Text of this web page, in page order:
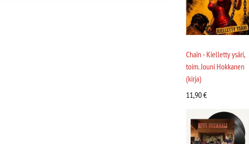
Chain - Kielletty ysäri,
toim. Jouni Hokkanen
(kirja)
11,90€